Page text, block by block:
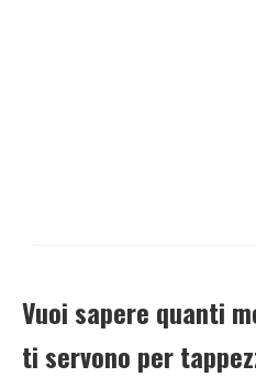
Vuoi sapere quanti
ti servono per